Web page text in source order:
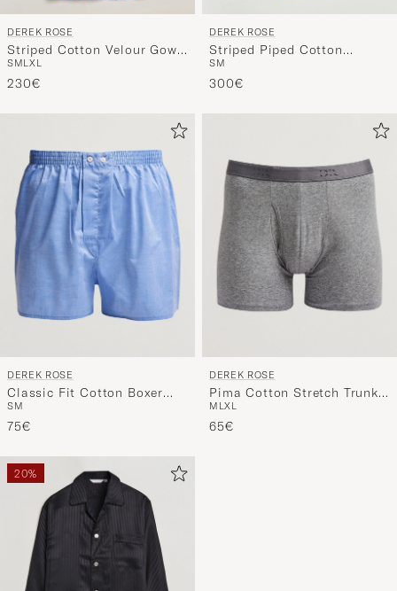
DEREK ROSE
Striped Cotton Velour Gown
Navy
SMLXL
230€
DEREK ROSE
Striped Piped Cotton
Pyjama Set Blue/White
SM
300€
DEREK ROSE
Classic Fit Cotton Boxer
Shorts Blue
SM
75€
DEREK ROSE
Pima Cotton Stretch Trunk
Charcoal
M LXL
65€
20%